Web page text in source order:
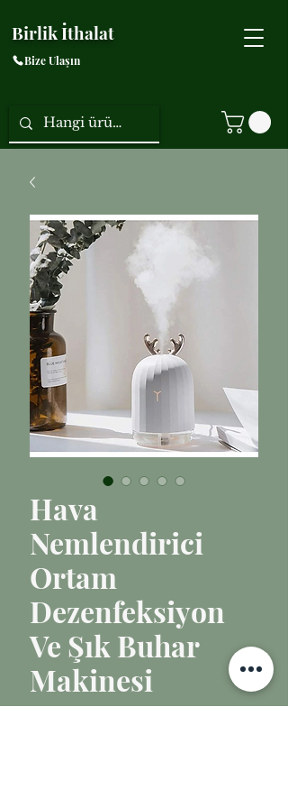
Birlik İthalat
Bize Ulaşın
Hava
Nemlendirici
Ortam
Dezenfeksiyon
Ve Şık Buhar
Makinesi